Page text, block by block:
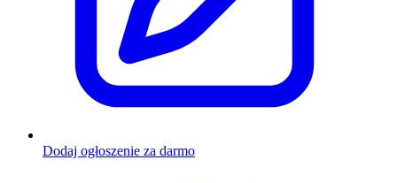
Dodaj ogłoszenie za darmo